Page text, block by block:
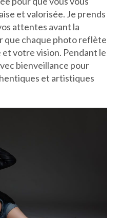
et valorisée. Je prends
attentes avant la
que chaque photo reflète
votre vision. Pendant le
bienveillance pour
et artistiques